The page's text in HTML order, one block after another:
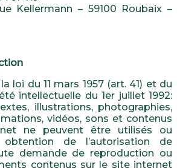
Kellermann – 59100 Roubaix –
loi du 11 mars 1957 (art. 41) et du
intellectuelle du 1er juillet 1992:
illustrations, photographies,
vidéos, sons et contenus
ne peuvent être utilisés ou
de l’autorisation de
demande de reproduction ou
contenus sur le site internet